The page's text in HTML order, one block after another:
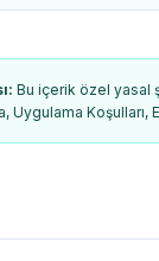
: Bu içerik özel yasal
Uygulama